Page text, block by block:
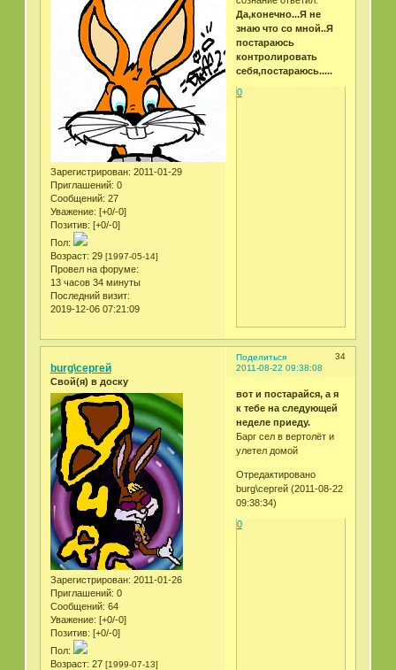
Зарегистрирован: 2011-01-29
Приглашений: 0
Сообщений: 27
Уважение: [+0/-0]
Позитив: [+0/-0]
Пол:
Возраст: 29 [1997-05-14]
Провел на форуме:
13 часов 34 минуты
Последний визит:
2019-12-06 07:21:09
Да,конечно...Я не
знаю что со мной..Я
постараюсь
контролировать
себя,постараюсь.....
0
Поделиться
34
2011-08-22 09:38:08
burg\сергей
Свой(я) в доску
Зарегистрирован: 2011-01-26
Приглашений: 0
Сообщений: 64
Уважение: [+0/-0]
Позитив: [+0/-0]
Пол:
Возраст: 27 [1999-07-13]
вот и постарайся, а я
к тебе на следующей
неделе приеду.
Барг сел в вертолёт и
улетел домой
Отредактировано
burg\сергей (2011-08-22
09:38:34)
0